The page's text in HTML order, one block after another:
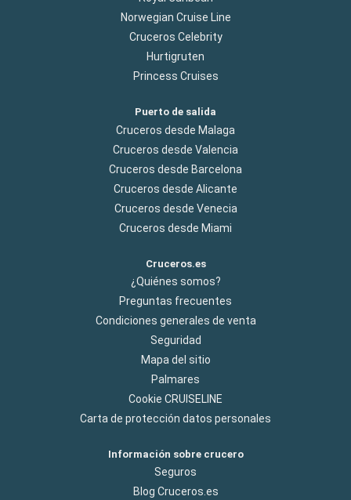
Norwegian Cruise Line
Cruceros Celebrity
Hurtigruten
Princess Cruises
Puerto de salida
Cruceros desde Malaga
Cruceros desde Valencia
Cruceros desde Barcelona
Cruceros desde Alicante
Cruceros desde Venecia
Cruceros desde Miami
Cruceros.es
¿Quiénes somos?
Preguntas frecuentes
Condiciones generales de venta
Seguridad
Mapa del sitio
Palmares
Cookie CRUISELINE
Carta de protección datos personales
Información sobre crucero
Seguros
Blog Cruceros.es